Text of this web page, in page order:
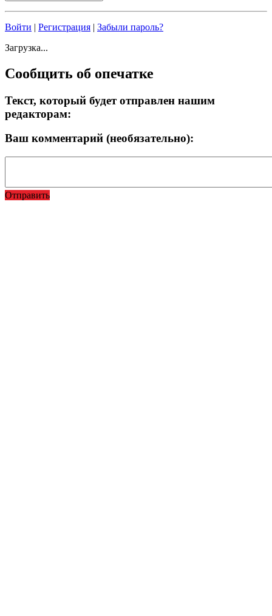
Войти | Регистрация | Забыли пароль?
Загрузка...
Сообщить об опечатке
Текст, который будет отправлен нашим
редакторам:
Ваш комментарий (необязательно):
Отправить